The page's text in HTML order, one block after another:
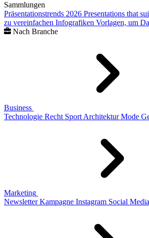
Sammlungen
Präsentationstrends 2026 Presentations that
zu vereinfachen Infografiken Vorlagen, um
Nach Branche
Business
Technologie Recht Sport Architektur Mode
Marketing
Newsletter Kampagne Instagram Social Media